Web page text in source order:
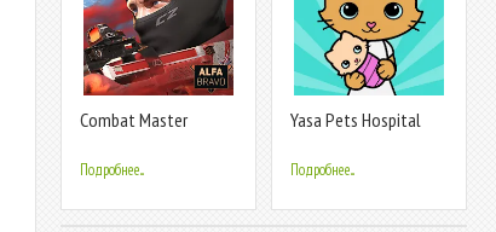
Combat Master
Подробнее...
Yasa Pets Hospital
Подробнее...